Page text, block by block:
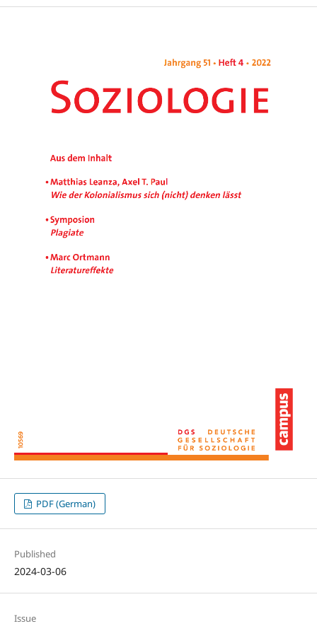
PDF (German)
Published
2024-03-06
Issue